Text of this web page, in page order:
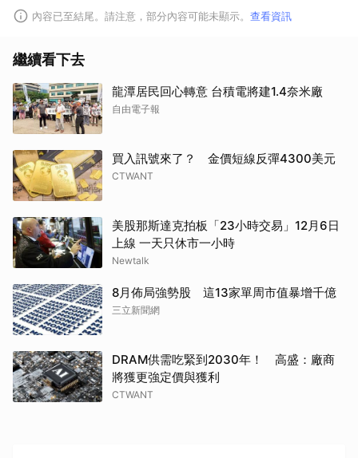
內容已至結尾。請注意，部分內容可能未顯示。 查看資訊
繼續看下去
龍潭居民回心轉意 台積電將建1.4奈米廠
自由電子報
買入訊號來了？ 金價短線反彈4300美元
CTWANT
美股那斯達克拍板「23小時交易」12月6日
上線 一天只休市一小時
Newtalk
8月佈局強勢股 這13家單周市值暴增千億
三立新聞網
DRAM供需吃緊到2030年！ 高盛：廠商
將獲更強定價與獲利
CTWANT